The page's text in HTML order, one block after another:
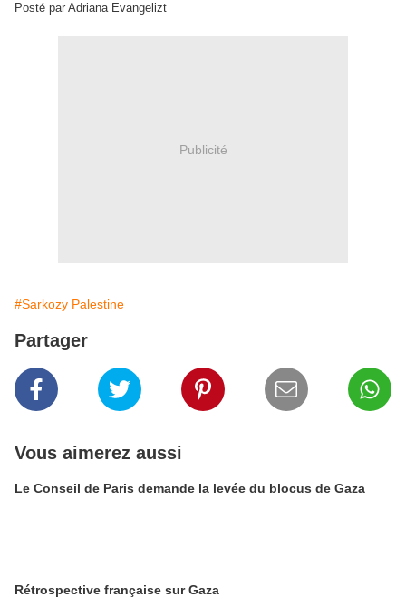
Posté par Adriana Evangelizt
Publicité
#Sarkozy Palestine
Partager
Vous aimerez aussi
Le Conseil de Paris demande la levée du blocus de Gaza
Rétrospective française sur Gaza